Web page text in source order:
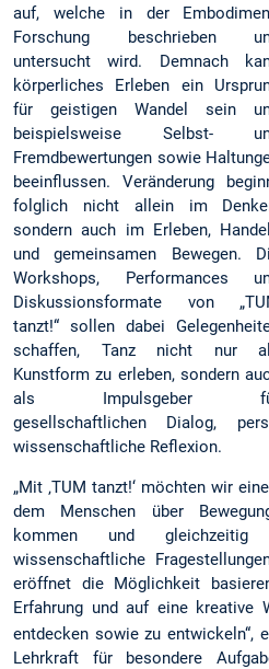
auf, welche in der
Forschung beschrieben
untersucht wird. Demnach
körperliches Erleben ein
für geistigen Wandel sein
beispielsweise Selbst-
Fremdbewertungen sowie
beeinflussen. Veränderung
folglich nicht allein im
sondern auch im Erleben,
und gemeinsamen Bewegen.
Workshops, Performances
Diskussionsformate von
tanzt!“ sollen dabei
schaffen, Tanz nicht nur
Kunstform zu erleben, sondern
als Impulsgeber
gesellschaftlichen Dialog,
wissenschaftliche Reflexion.
„Mit ‚TUM tanzt!‘ möchten wir
dem Menschen über
kommen und gleichzeitig
wissenschaftliche
eröffnet die Möglichkeit
Erfahrung und auf eine kreative
entdecken sowie zu entwickeln“,
Lehrkraft für besondere